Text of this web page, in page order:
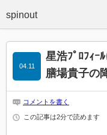
星浩ﾌﾟﾛﾌｨｰ
膳場貴子の
04.11
コメントを書く
この記事は2分で読めます